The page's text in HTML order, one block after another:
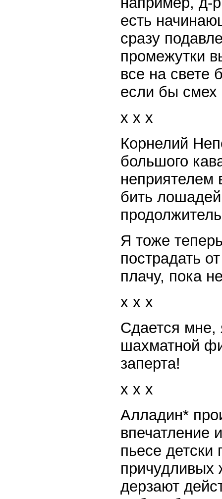
есть
сразу
промежутки
все на
если бы
x x x
Корнелий
большого
неприятелем
бить
Я тоже
пострадать
плачу, пока
x x x
Сдается мне,
шахматной
заперта!
x x x
Алладин*
впечатление
пьесе
дерзают